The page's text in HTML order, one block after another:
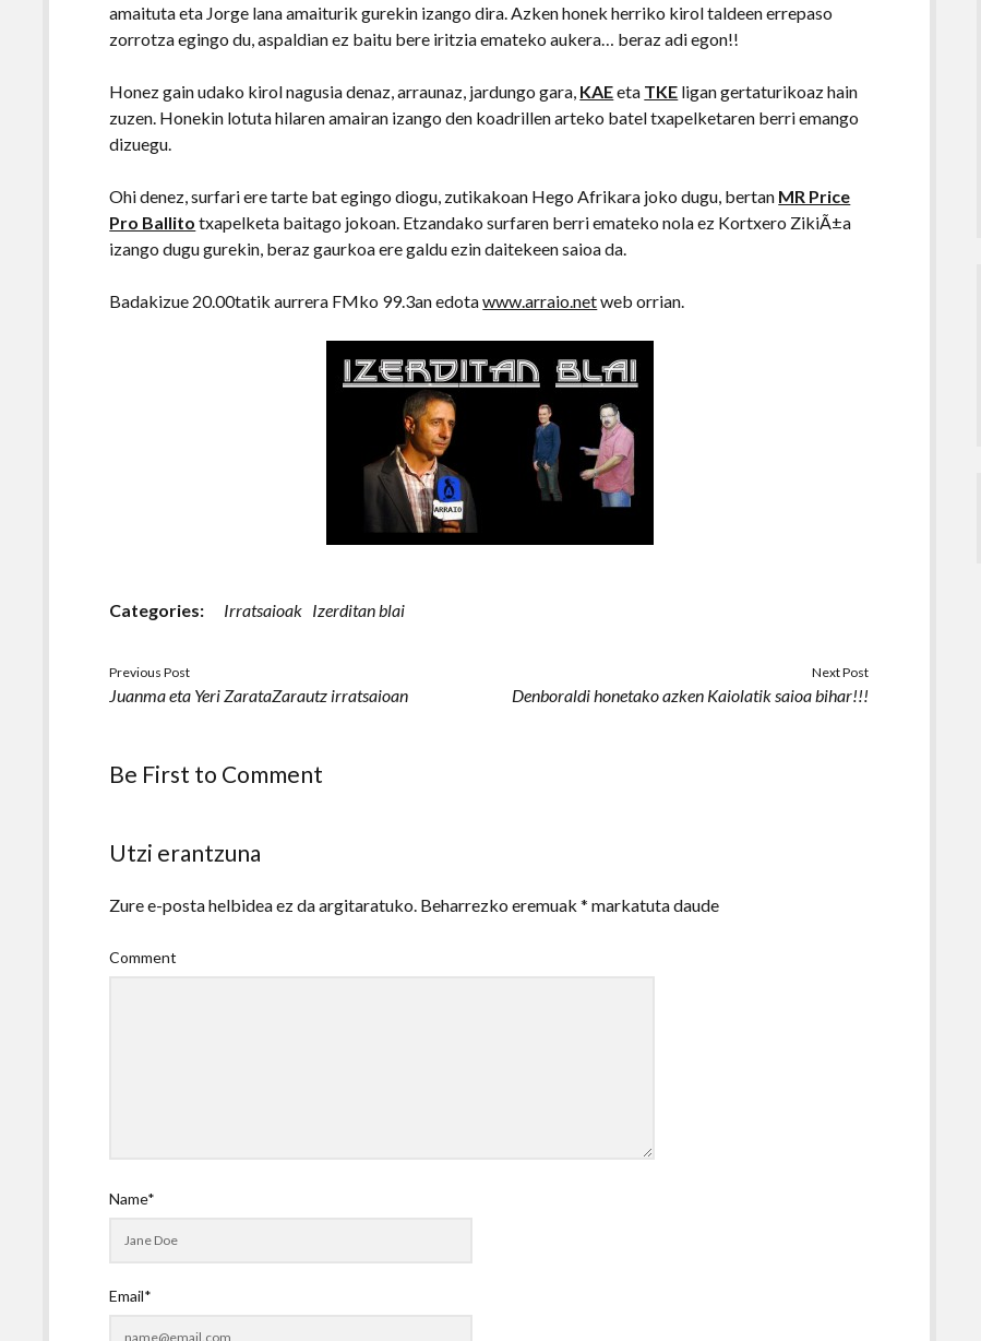
amaituta eta Jorge lana amaiturik gurekin izango dira. Azken honek herriko kirol taldeen errepaso
zorrotza egingo du, aspaldian ez baitu bere iritzia emateko aukera… beraz adi egon!!
Honez gain udako kirol nagusia denaz, arraunaz, jardungo gara, KAEeta TKE ligan gertaturikoaz hain
zuzen. Honekin lotuta hilaren amairan izango den koadrillen arteko batel txapelketaren berri emango
dizuegu.
Ohi denez, surfari ere tarte bat egingo diogu, zutikakoan Hego Afrikara joko dugu, bertan MR Price
Pro Ballito txapelketa baitago jokoan. Etzandako surfaren berri emateko nola ez Kortxero ZikiÃ±a
izango dugu gurekin, beraz gaurkoa ere galdu ezin daitekeen saioa da.
Badakizue 20.00tatik aurrera FMko 99.3an edotawww.arraio.netweb orrian.
Categories: Irratsaioak Izerditan blai
Previous Post
Juanma eta Yeri ZarataZarautz irratsaioan
Next Post
Denboraldi honetako azken Kaiolatik saioa bihar!!!
Be First to Comment
Utzi erantzuna
Zure e-posta helbidea ez da argitaratuko. Beharrezko eremuak* markatuta daude
Comment
Name*
Email*